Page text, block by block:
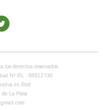
los derechos reservados
Nº RL - 88812730
en Red
de La Plata